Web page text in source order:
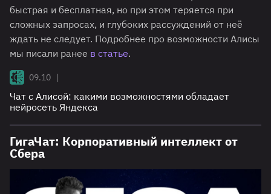
быстрая и бесплатная, но при этом теряется при
сложных запросах, и глубоких рассуждений от неё
ждать не следует. Подробнее про возможности Алисы
мы писали ранее в статье.
09.10 |
Чат с Алисой: какими возможностями обладает
нейросеть Яндекса
ГигаЧат: Корпоративный интеллект от
Сбера